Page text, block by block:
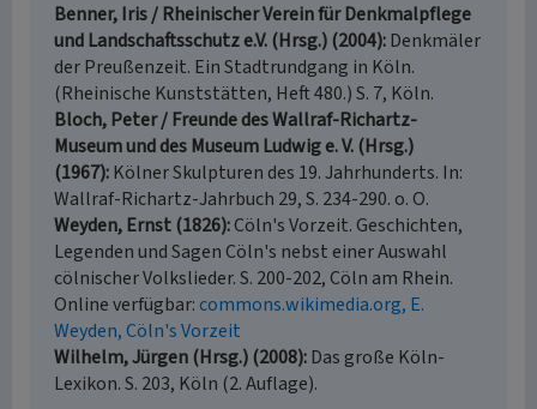
Benner, Iris / Rheinischer Verein für Denkmalpflege
und Landschaftsschutz e.V. (Hrsg.) (2004) Denkmäler
der Preußenzeit. Ein Stadtrundgang in Köln.
(Rheinische Kunststätten, Heft 480.) S. 7, Köln.
Bloch, Peter / Freunde des Wallraf-Richartz-
Museum und des Museum Ludwig e. V. (Hrsg.)
(1967) Kölner Skulpturen des 19. Jahrhunderts. In:
Wallraf-Richartz-Jahrbuch 29, S. 234-290. o. O.
Weyden, Ernst (1826) Cöln's Vorzeit. Geschichten,
Legenden und Sagen Cöln's nebst einer Auswahl
cölnischer Volkslieder. S. 200-202, Cöln am Rhein.
Online verfügbar:commons.wikimedia.org, E.
Weyden, Cöln's Vorzeit
Wilhelm, Jürgen (Hrsg.) (2008) Das große Köln-
Lexikon. S. 203, Köln (2. Auflage).